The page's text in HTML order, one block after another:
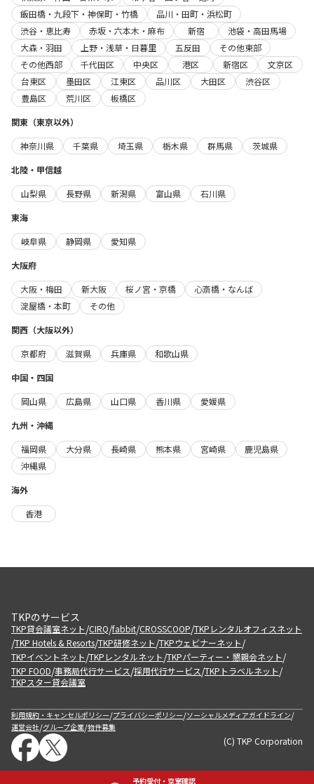
予約受付・空室確認
飯田橋・九段下・神保町・竹橋
品川・田町・浜松町
渋谷・恵比寿
赤坂・六本木・麻布 新宿
池袋・高田馬場
大森・羽田
上野・浅草・日暮里 五反田
その他東部
その他西部
千代田区 中央区 港区 新宿区
文京区
台東区
墨田区 江東区 品川区 大田区
渋谷区
豊島区
荒川区
板橋区
関東（東京以外）
神奈川県
千葉県 埼玉県 栃木県 群馬県
茨城県
北陸・甲信越
山梨県
長野県 新潟県 富山県
石川県
東海
岐阜県
静岡県
愛知県
大阪府
大阪・梅田
新大阪 桜ノ宮・京橋
心斎橋・なんば
淀屋橋・本町
その他
関西（大阪以外）
京都府
滋賀県 兵庫県
和歌山県
中国・四国
岡山県
広島県 山口県 香川県
愛媛県
九州・沖縄
福岡県
大分県 長崎県 熊本県 宮崎県
鹿児島県
沖縄県
海外
香港
TKPのサービス
TKP貸会議室ネット/CIRQ/fabbit/CROSSCOOP/TKPレンタルオフィスネット
/TKP Hotels & Resorts/TKP研修ネット/TKPウェビナーネット/
TKPイベントネット/TKPレンタルネット/TKPパーティー・懇親会ネット/
TKP FOOD/事務局代行サービス/採用代行サービス/TKPトラベルネット/
TKPスター貸会議室
利用規約・キャンセルポリシー/プライバシーポリシー/ソーシャルメディアガイドライン/
運営会社/グループ企業/物件募集
(C) TKP Corporation